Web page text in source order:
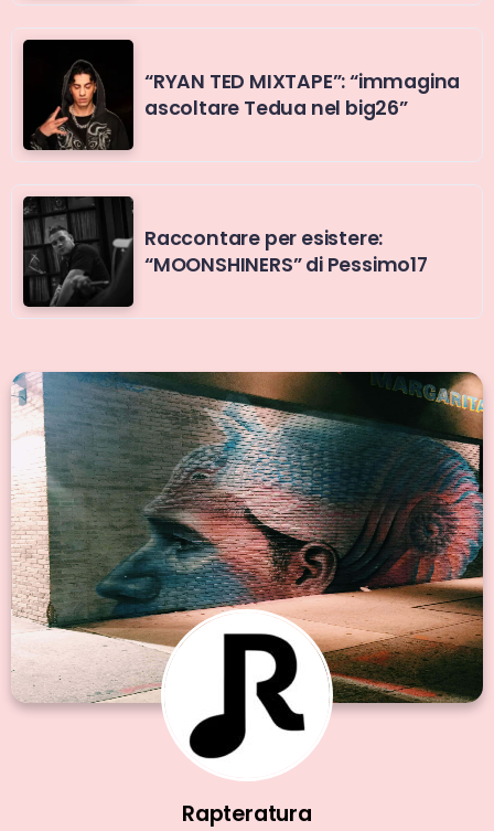
“RYAN TED MIXTAPE”: “immagina
ascoltare Tedua nel big26”
Raccontare per esistere:
“MOONSHINERS” di Pessimo17
Rapteratura